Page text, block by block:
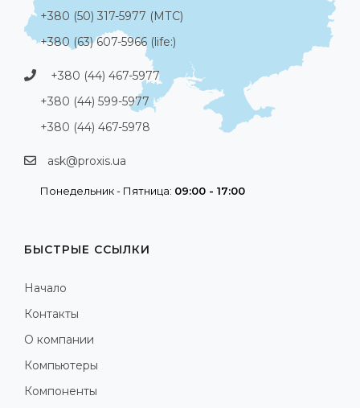
+380 (50) 317-5977 (МТС)
+380 (63) 607-5966 (life:)
+380 (44) 467-5977
+380 (44) 599-5977
+380 (44) 467-5978
ask@proxis.ua
Понедельник - Пятница: 09:00 - 17:00
БЫСТРЫЕ ССЫЛКИ
Начало
Контакты
О компании
Компьютеры
Компоненты